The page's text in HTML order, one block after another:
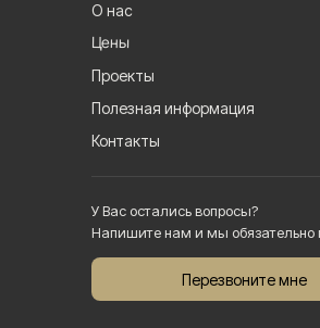
О нас
Цены
Проекты
Полезная информация
Контакты
Перезвоните мне
У Вас остались вопросы?
Напишите нам и мы